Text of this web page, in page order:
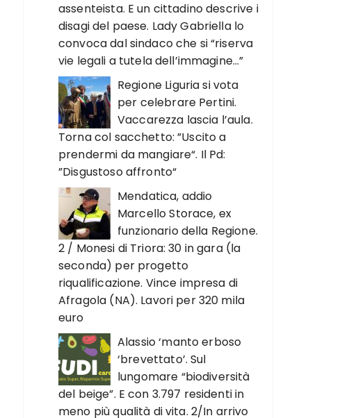
assenteista. E un cittadino descrive i
disagi del paese. Lady Gabriella lo
convoca dal sindaco che si “riserva
vie legali a tutela dell’immagine…”
Regione Liguria si vota
per celebrare Pertini.
Vaccarezza lascia l’aula.
Torna col sacchetto: ”Uscito a
prendermi da mangiare“. Il Pd:
”Disgustoso affronto“
Mendatica, addio
Marcello Storace, ex
funzionario della Regione.
2 / Monesi di Triora: 30 in gara (la
seconda) per progetto
riqualificazione. Vince impresa di
Afragola (NA). Lavori per 320 mila
euro
Alassio ‘manto erboso
‘brevettato’. Sul
lungomare “biodiversità
del beige”. E con 3.797 residenti in
meno più qualità di vita. 2/In arrivo